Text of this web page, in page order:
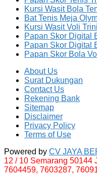
Kursi Wasit Bola
Bat Tenis Meja
Kursi Wasit Voli
Papan Skor Digital
Papan Skor Digital
Papan Skor Bola
About Us
Surat Dukungan
Contact Us
Rekening Bank
Sitemap
Disclaimer
Privacy Policy
Terms of Use
Powered by CV JAYA
12 / 10 Semarang 50144
7604459, 7603287,